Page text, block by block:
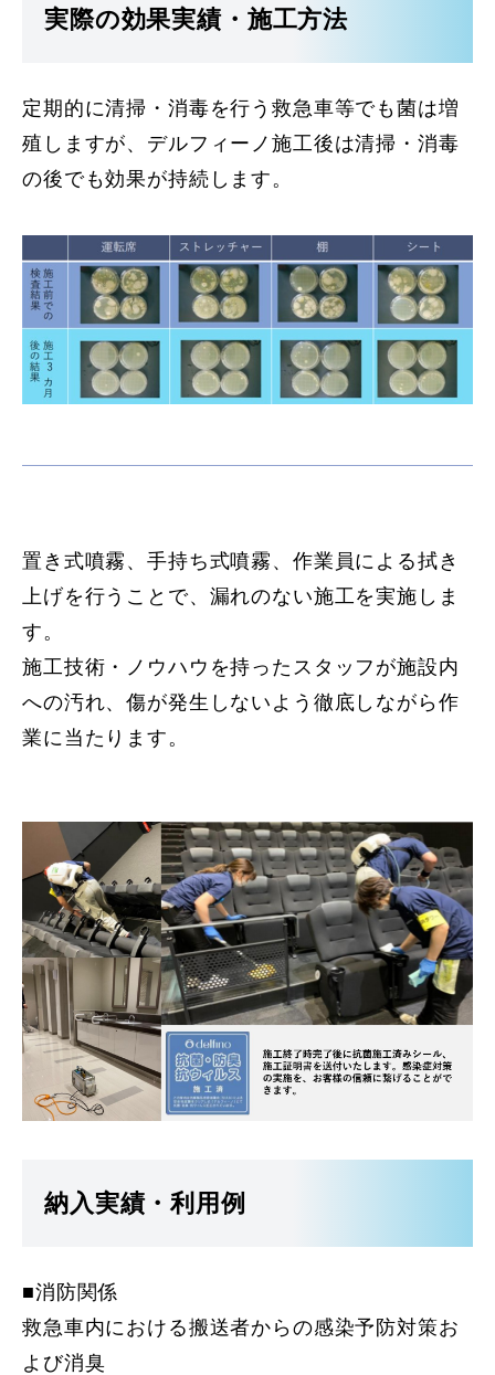
実際の効果実績・施工方法
定期的に清掃・消毒を行う救急車等でも菌は増
殖しますが、デルフィーノ施工後は清掃・消毒
の後でも効果が持続します。
置き式噴霧、手持ち式噴霧、作業員による拭き
上げを行うことで、漏れのない施工を実施しま
す。
施工技術・ノウハウを持ったスタッフが施設内
への汚れ、傷が発生しないよう徹底しながら作
業に当たります。
納入実績・利用例
■消防関係
救急車内における搬送者からの感染予防対策お
よび消臭